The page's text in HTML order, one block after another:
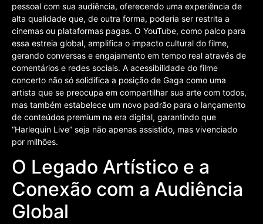
pessoal com sua audiência, oferecendo uma experiência de
alta qualidade que, de outra forma, poderia ser restrita a
cinemas ou plataformas pagas. O YouTube, como palco para
essa estreia global, amplifica o impacto cultural do filme,
gerando conversas e engajamento em tempo real através de
comentários e redes sociais. A acessibilidade do filme
concerto não só solidifica a posição de Gaga como uma
artista que se preocupa em compartilhar sua arte com todos,
mas também estabelece um novo padrão para o lançamento
de conteúdos premium na era digital, garantindo que
“Harlequin Live” seja não apenas assistido, mas vivenciado
por milhões.
O Legado Artístico e a
Conexão com a Audiência
Global